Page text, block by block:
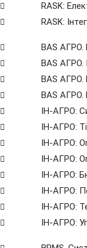
RASK:
RASK:
BAS АГРО.
BAS АГРО.
BAS АГРО.
BAS АГРО.
ІН-АГРО:
ІН-АГРО:
ІН-АГРО:
ІН-АГРО:
ІН-АГРО:
ІН-АГРО:
ІН-АГРО:
ІН-АГРО: